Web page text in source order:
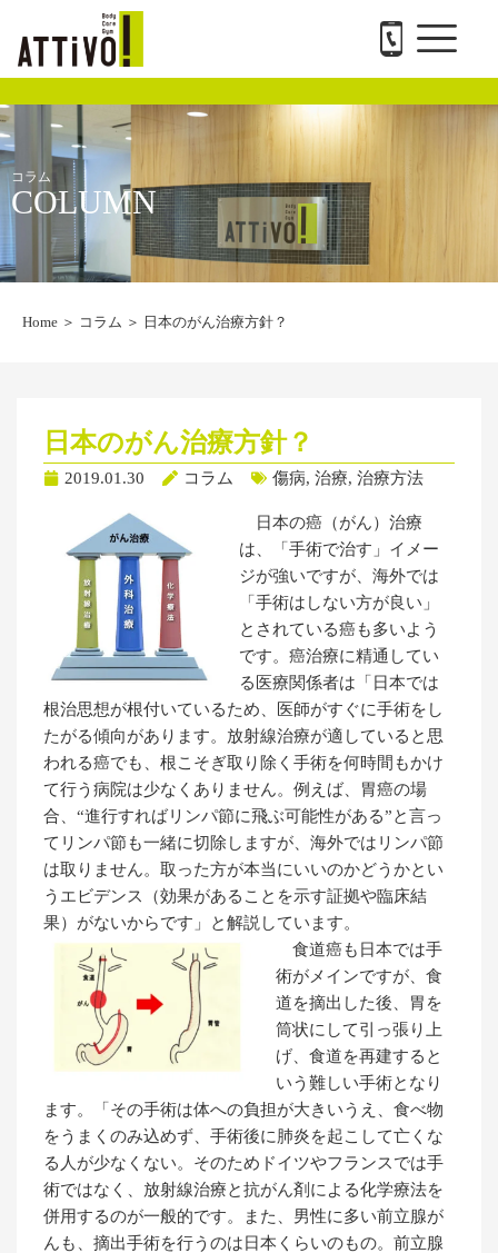
キ
ッ
プ
メ
ニ
ュ
ー
コラム
COLUMN
Home ＞ コラム ＞ 日本のがん治療方針？
日本のがん治療方針？
2019.01.30 コラム 傷病, 治療, 治療方法
日本の癌（がん）治療
は、「手術で治す」イメー
ジが強いですが、海外では
「手術はしない方が良い」
とされている癌も多いよう
です。癌治療に精通してい
る医療関係者は「日本では
根治思想が根付いているため、医師がすぐに手術をし
たがる傾向があります。放射線治療が適していると思
われる癌でも、根こそぎ取り除く手術を何時間もかけ
て行う病院は少なくありません。例えば、胃癌の場
合、“進行すればリンパ節に飛ぶ可能性がある”と言っ
てリンパ節も一緒に切除しますが、海外ではリンパ節
は取りません。取った方が本当にいいのかどうかとい
うエビデンス（効果があることを示す証拠や臨床結
果）がないからです」と解説しています。
食道癌も日本では手
術がメインですが、食
道を摘出した後、胃を
筒状にして引っ張り上
げ、食道を再建すると
いう難しい手術となり
ます。「その手術は体への負担が大きいうえ、食べ物
をうまくのみ込めず、手術後に肺炎を起こして亡くな
る人が少なくない。そのためドイツやフランスでは手
術ではなく、放射線治療と抗がん剤による化学療法を
併用するのが一般的です。また、男性に多い前立腺が
んも、摘出手術を行うのは日本くらいのもの。前立腺